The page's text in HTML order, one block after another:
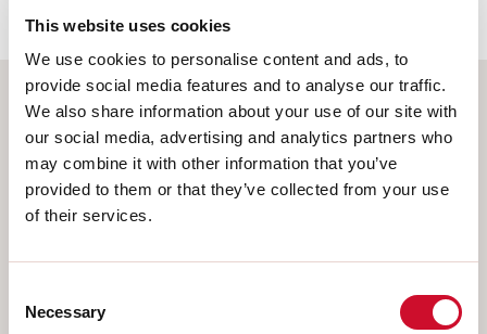
This website uses cookies
We use cookies to personalise content and ads, to
provide social media features and to analyse our traffic.
We also share information about your use of our site with
our social media, advertising and analytics partners who
may combine it with other information that you’ve
provided to them or that they’ve collected from your use
of their services.
Selection
Necessary
Wählen Sie Ihr Produkt
IM GIPSKARTON EINGEBAUT